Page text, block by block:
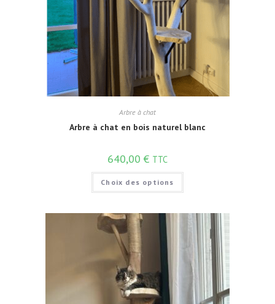
Arbre à chat
Arbre à chat en bois naturel blanc
640,00 € TTC
Choix des options